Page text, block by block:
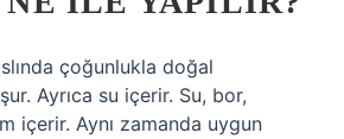
çoğunlukla doğal
Ayrıca su içerir. Su, bor,
içerir. Aynı zamanda uygun